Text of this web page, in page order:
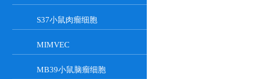
S37小鼠肉瘤细胞
MIMVEC
MB39小鼠脑瘤细胞